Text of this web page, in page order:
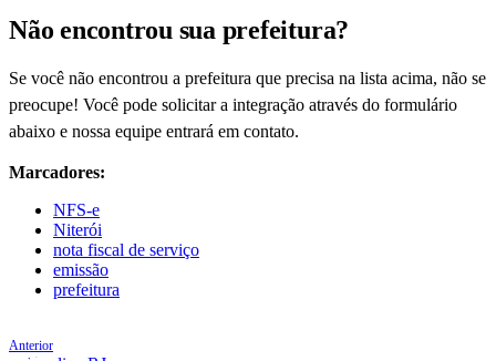
Não encontrou sua prefeitura?
Se você não encontrou a prefeitura que precisa na lista acima, não se
preocupe! Você pode solicitar a integração através do formulário
abaixo e nossa equipe entrará em contato.
Marcadores:
NFS-e
Niterói
nota fiscal de serviço
emissão
prefeitura
Anterior